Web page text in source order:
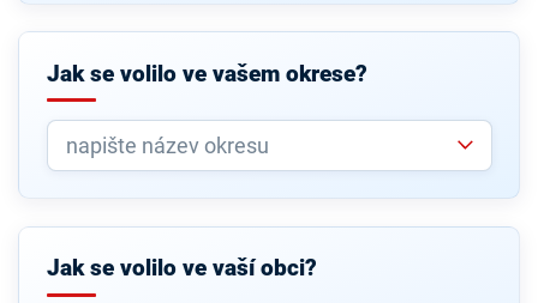
Jak se volilo ve vašem okrese?
Jak se volilo ve vaší obci?